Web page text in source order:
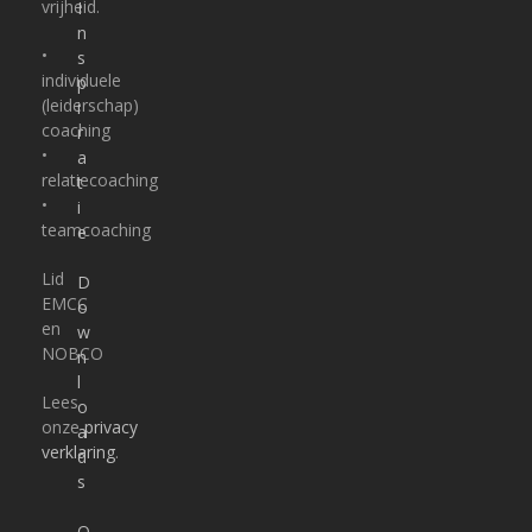
vrijheid.
•
individuele
(leiderschap)
coaching
•
relatiecoaching
•
teamcoaching
Lid
EMCC
en
NOBCO
Lees
onzeprivacy
verklaring.
I
n
s
p
i
r
a
t
i
e
D
o
w
n
l
o
a
d
s